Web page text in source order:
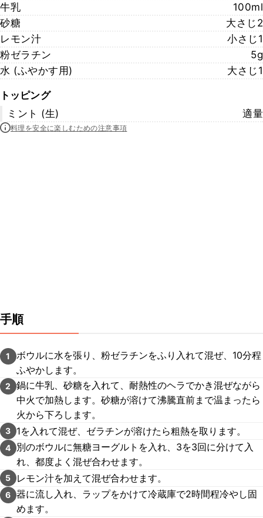
牛乳
100ml
砂糖
大さじ2
レモン汁
小さじ1
粉ゼラチン
5g
水 (ふやかす用)
大さじ1
トッピング
ミント (生)
適量
料理を安全に楽しむための注意事項
手順
1
ボウルに水を張り、粉ゼラチンをふり入れて混ぜ、10分程
ふやかします。
2
鍋に牛乳、砂糖を入れて、耐熱性のヘラでかき混ぜながら
中火で加熱します。砂糖が溶けて沸騰直前まで温まったら
火から下ろします。
3 1を入れて混ぜ、ゼラチンが溶けたら粗熱を取ります。
4
別のボウルに無糖ヨーグルトを入れ、3を3回に分けて入
れ、都度よく混ぜ合わせます。
5 レモン汁を加えて混ぜ合わせます。
6 器に流し入れ、ラップをかけて冷蔵庫で2時間程冷やし固
めます。